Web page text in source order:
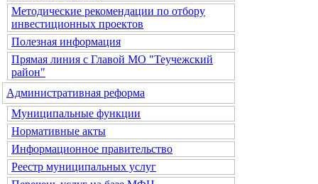
Методические рекомендации по отбору
инвестиционных проектов
Полезная информация
Прямая линия с Главой МО "Теучежский
район"
Административная реформа
Муниципальные функции
Нормативные акты
Информационное правительство
Реестр муниципальных услуг